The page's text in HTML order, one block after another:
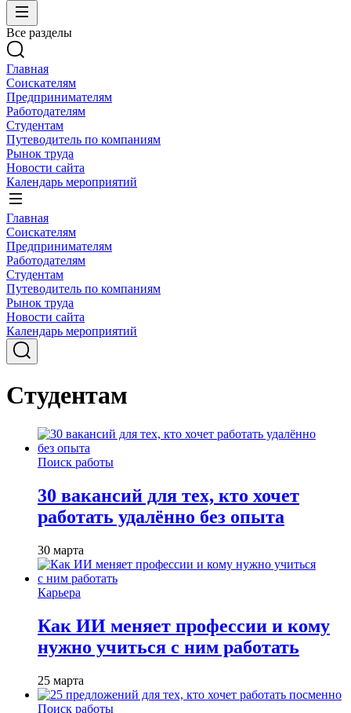
Все разделы
Главная
Соискателям
Предпринимателям
Работодателям
Студентам
Путеводитель по компаниям
Рынок труда
Новости сайта
Календарь мероприятий
Главная
Соискателям
Предпринимателям
Работодателям
Студентам
Путеводитель по компаниям
Рынок труда
Новости сайта
Календарь мероприятий
Студентам
Поиск работы
30 вакансий для тех, кто хочет
работать удалённо без опыта
30 марта
Карьера
Как ИИ меняет профессии и кому
нужно учиться с ним работать
25 марта
Поиск работы